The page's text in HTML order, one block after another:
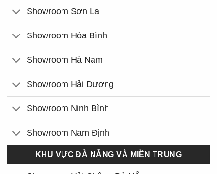
Showroom Sơn La
Showroom Hòa Bình
Showroom Hà Nam
Showroom Hải Dương
Showroom Ninh Bình
Showroom Nam Định
KHU VỰC ĐÀ NẴNG VÀ MIỀN TRUNG